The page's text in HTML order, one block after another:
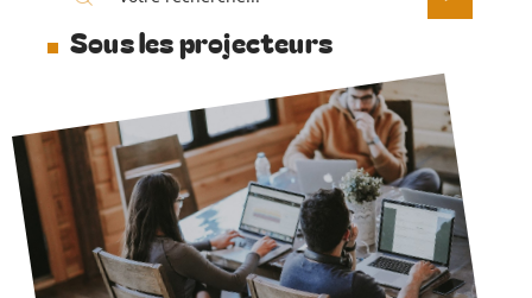
Sous les projecteurs